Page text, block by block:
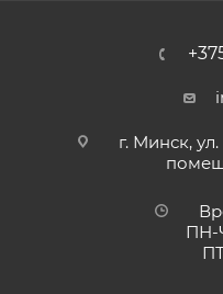
г. Минск,
ПН-